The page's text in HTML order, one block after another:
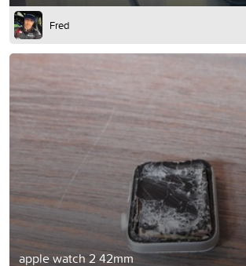
Fred
apple watch 2 42mm